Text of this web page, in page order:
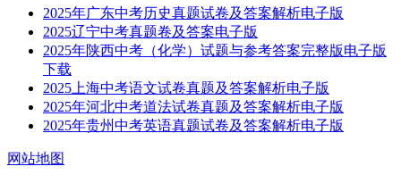
2025年广东中考历史真题试卷及答案解析电子版
2025辽宁中考真题卷及答案电子版
2025年陕西中考（化学）试题与参考答案完整版电子版
下载
2025上海中考语文试卷真题及答案解析电子版
2025年河北中考道法试卷真题及答案解析电子版
2025年贵州中考英语真题试卷及答案解析电子版
网站地图